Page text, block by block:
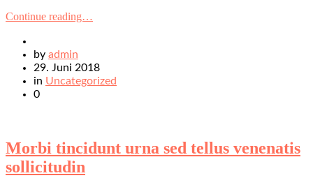
Continue reading…
by admin
29. Juni 2018
in Uncategorized
0
Morbi tincidunt urna sed tellus venenatis
sollicitudin